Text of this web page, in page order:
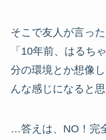
そこで友人が言った
「10年前、はるち
分の環境とか想像
んな感じになると思
…答えは、NO！完